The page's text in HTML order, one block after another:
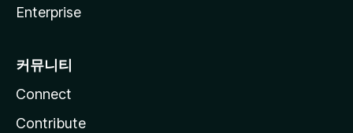
Enterprise
커뮤니티
Connect
Contribute